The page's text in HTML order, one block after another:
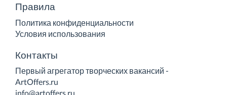
Правила
Политика конфиденциальности
Условия использования
Контакты
Первый агрегатор творческих вакансий -
ArtOffers.ru
info@artoffers.ru